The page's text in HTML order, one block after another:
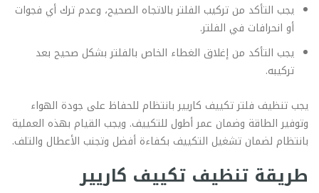
يجب التأكد من تركيب الفلتر بالاتجاه الصحيح، وعدم ترك أي فجوات
أو انحرافات في الفلتر.
يجب التأكد من إغلاق الغطاء الخاص بالفلتر بشكل صحيح بعد
تركيبه.
يجب تنظيف فلتر تكييف كاريير بانتظام للحفاظ على جودة الهواء
وتوفير الطاقة وضمان عمر أطول للتكييف. ويجب القيام بهذه العملية
بانتظام لضمان تشغيل التكييف بكفاءة أفضل وتجنب الأعطال والتلف.
طريقة تنظيف تكييف كاريير